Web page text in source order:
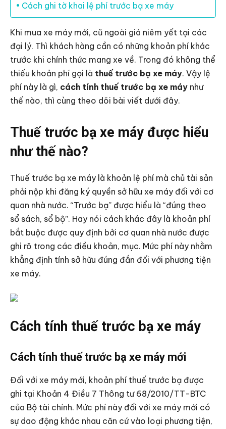
Cách ghi tờ khai lệ phí trước bạ xe máy
Khi mua xe máy mới, cũ ngoài giá niêm yết tại các
đại lý. Thì khách hàng cần có những khoản phí khác
trước khi chính thức mang xe về. Trong đó không thể
thiếu khoản phí gọi là thuế trước bạ xe máy. Vậy lệ
phí này là gì, cách tính thuế trước bạ xe máy như
thế nào, thì cùng theo dõi bài viết dưới đây.
Thuế trước bạ xe máy được hiểu
như thế nào?
Thuế trước bạ xe máy là khoản lệ phí mà chủ tài sản
phải nộp khi đăng ký quyền sở hữu xe máy đối với cơ
quan nhà nước. “Trước bạ” được hiểu là “đúng theo
sổ sách, sổ bộ”. Hay nói cách khác đây là khoản phí
bắt buộc được quy định bởi cơ quan nhà nước được
ghi rõ trong các điều khoản, mục. Mức phí này nhằm
khẳng định tính sở hữu đúng đắn đối với phương tiện
xe máy.
Cách tính thuế trước bạ xe máy
Cách tính thuế trước bạ xe máy mới
Đối với xe máy mới, khoản phí thuế trước bạ được
ghi tại Khoản 4 Điều 7 Thông tư 68/2010/TT-BTC
của Bộ tài chính. Mức phí này đối với xe máy mới có
sự dao động khác nhau căn cứ vào loại phương tiện,